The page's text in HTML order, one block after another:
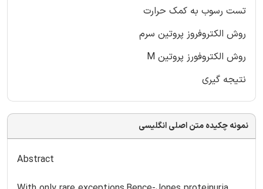
تست رسوب به کمک حرارت
روش الکتروفروز پروتین سرم
روش الکتروفورز پروتین M
نتیجه گیری
نمونه چکیده متن اصلی انگلیسی
Abstract